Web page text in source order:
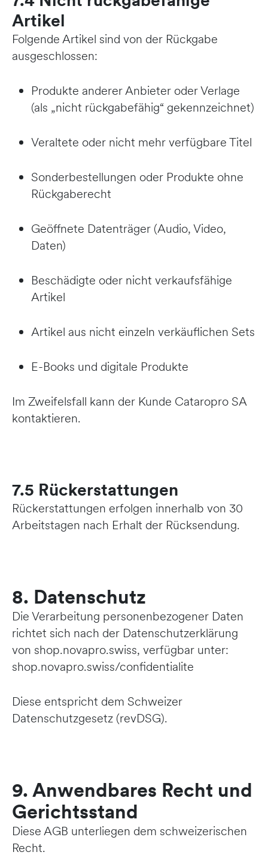
Artikel
Folgende Artikel sind von der Rückgabe
ausgeschlossen:
Produkte anderer Anbieter oder Verlage
(als „nicht rückgabefähig“ gekennzeichnet)
Veraltete oder nicht mehr verfügbare Titel
Sonderbestellungen oder Produkte ohne
Rückgaberecht
Geöffnete Datenträger (Audio, Video,
Daten)
Beschädigte oder nicht verkaufsfähige
Artikel
Artikel aus nicht einzeln verkäuflichen Sets
E-Books und digitale Produkte
Im Zweifelsfall kann der Kunde Cataropro SA
kontaktieren.
7.5 Rückerstattungen
Rückerstattungen erfolgen innerhalb von 30
Arbeitstagen nach Erhalt der Rücksendung.
8. Datenschutz
Die Verarbeitung personenbezogener Daten
richtet sich nach der Datenschutzerklärung
von shop.novapro.swiss, verfügbar unter:
shop.novapro.swiss/confidentialite
Diese entspricht dem Schweizer
Datenschutzgesetz (revDSG).
9. Anwendbares Recht und
Gerichtsstand
Diese AGB unterliegen dem schweizerischen
Recht.